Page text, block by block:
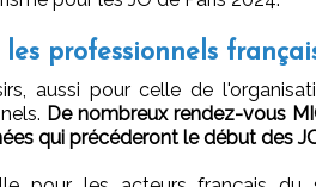
professionnels
aussi pour celle de
De nombreux rendez-vous
qui précéderont le début des